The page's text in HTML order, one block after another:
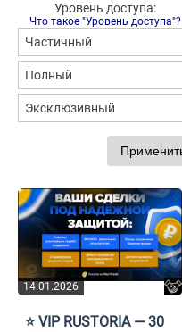
Уровень доступа:
Что такое "Уровень доступа"?
Частичный
Полный
Эксклюзивный
14.01.2026
⭐ VIP RUSTORIA — 30